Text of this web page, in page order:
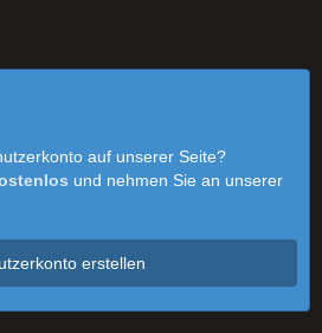
auf unserer Seite?
und nehmen Sie an unserer
erstellen